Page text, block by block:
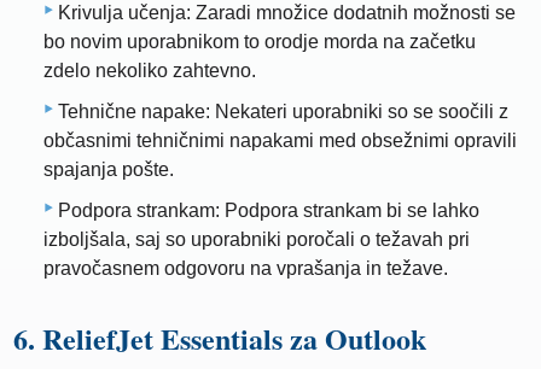
Krivulja učenja: Zaradi množice dodatnih možnosti se
bo novim uporabnikom to orodje morda na začetku
zdelo nekoliko zahtevno.
Tehnične napake: Nekateri uporabniki so se soočili z
občasnimi tehničnimi napakami med obsežnimi opravili
spajanja pošte.
Podpora strankam: Podpora strankam bi se lahko
izboljšala, saj so uporabniki poročali o težavah pri
pravočasnem odgovoru na vprašanja in težave.
6. ReliefJet Essentials za Outlook